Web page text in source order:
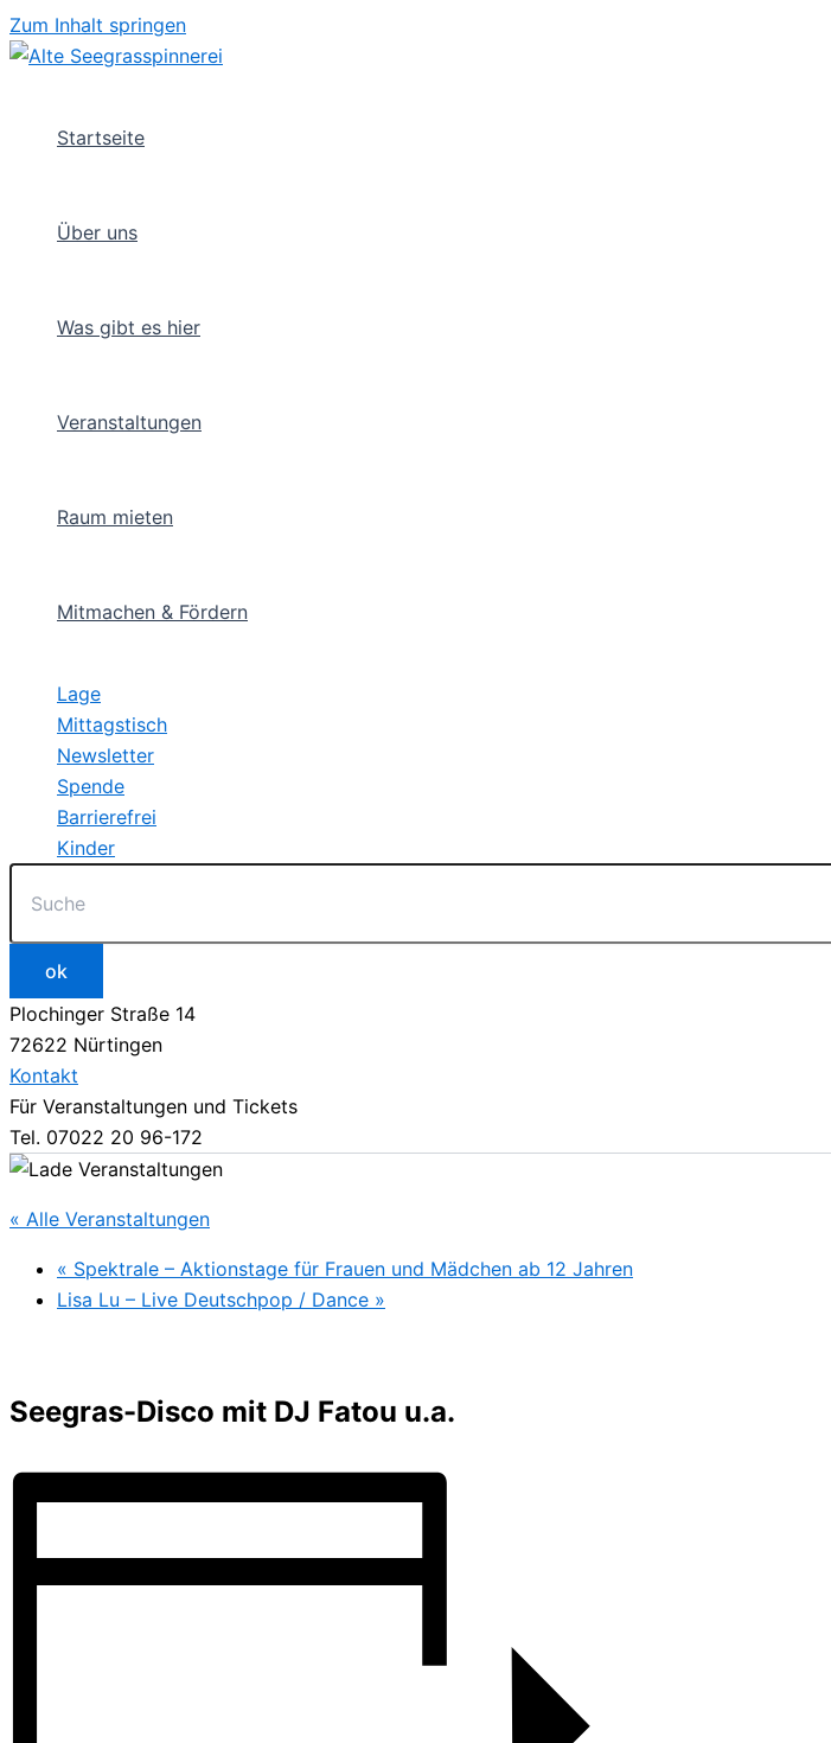
Zum Inhalt springen
Startseite
Über uns
Was gibt es hier
Veranstaltungen
Raum mieten
Mitmachen & Fördern
Lage
Mittagstisch
Newsletter
Spende
Barrierefrei
Kinder
Plochinger Straße 14
72622 Nürtingen
Kontakt
Für Veranstaltungen und Tickets
Tel. 07022 20 96-172
« Alle Veranstaltungen
« Spektrale – Aktionstage für Frauen und Mädchen ab 12 Jahren
Lisa Lu – Live Deutschpop / Dance »
Seegras-Disco mit DJ Fatou u.a.